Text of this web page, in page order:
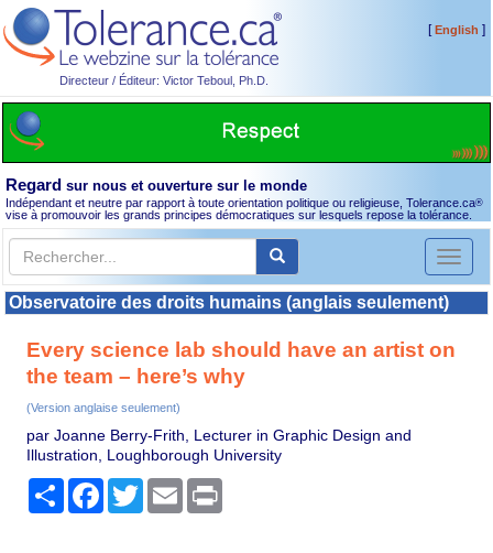
Directeur / Éditeur: Victor Teboul, Ph.D.
[English ]
Regard sur nous et ouverture sur le monde
Indépendant et neutre par rapport à toute orientation politique ou religieuse, Tolerance.ca®
vise à promouvoir les grands principes démocratiques sur lesquels repose la tolérance.
Toggle
Observatoire des droits humains (anglais seulement)
Every science lab should have an artist on
the team – here’s why
(Version anglaise seulement)
par Joanne Berry-Frith, Lecturer in Graphic Design and
Illustration, Loughborough University
PartagerFacebook
TwitterEmail